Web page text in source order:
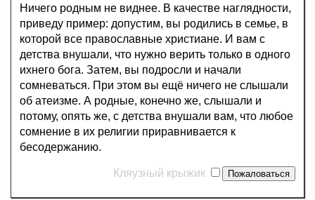
Ничего родным не виднее. В качестве наглядности,
приведу пример: допустим, вы родились в семье, в
которой все православные христиане. И вам с
детства внушали, что нужно верить только в одного
ихнего бога. Затем, вы подросли и начали
сомневаться. При этом вы ещё ничего не слышали
об атеизме. А родные, конечно же, слышали и
потому, опять же, с детства внушали вам, что любое
сомнение в их религии приравнивается к
бесодержанию.
Кляузный крыжик